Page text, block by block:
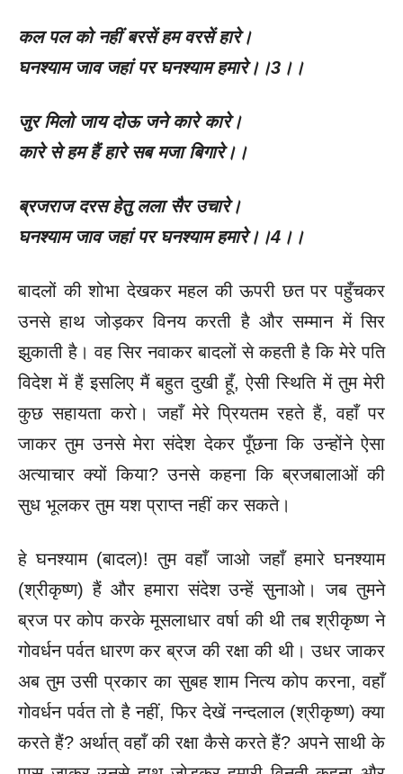
कल पल को नहीं बरसें हम वरसें हारे।
घनश्याम जाव जहां पर घनश्याम हमारे।।3 ।।
जुर मिलो जाय दोऊ जने कारे कारे।
कारे से हम हैं हारे सब मजा बिगारे।।
ब्रजराज दरस हेतु लला सैर उचारे।
घनश्याम जाव जहां पर घनश्याम हमारे।।4 ।।
बादलों की शोभा देखकर महल की ऊपरी छत पर पहुँचकर
उनसे हाथ जोड़कर विनय करती है और सम्मान में सिर
झुकाती है। वह सिर नवाकर बादलों से कहती है कि मेरे पति
विदेश में हैं इसलिए मैं बहुत दुखी हूँ, ऐसी स्थिति में तुम मेरी
कुछ सहायता करो। जहाँ मेरे प्रियतम रहते हैं, वहाँ पर
जाकर तुम उनसे मेरा संदेश देकर पूँछना कि उन्होंने ऐसा
अत्याचार क्यों किया? उनसे कहना कि ब्रजबालाओं की
सुध भूलकर तुम यश प्राप्त नहीं कर सकते।
हे घनश्याम (बादल)! तुम वहाँ जाओ जहाँ हमारे घनश्याम
(श्रीकृष्ण) हैं और हमारा संदेश उन्हें सुनाओ। जब तुमने
ब्रज पर कोप करके मूसलाधार वर्षा की थी तब श्रीकृष्ण ने
गोवर्धन पर्वत धारण कर ब्रज की रक्षा की थी। उधर जाकर
अब तुम उसी प्रकार का सुबह शाम नित्य कोप करना, वहाँ
गोवर्धन पर्वत तो है नहीं, फिर देखें नन्दलाल (श्रीकृष्ण) क्या
करते हैं? अर्थात् वहाँ की रक्षा कैसे करते हैं? अपने साथी के